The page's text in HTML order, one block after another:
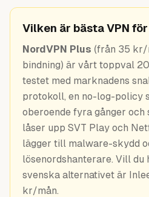
Verktyg
Guider
Vilken är bästa VPN
NordVPN Plus (från 35 kr/
bindning) är vårt toppval
testet med marknadens
protokoll, en no-log-policy
oberoende fyra gånger och
låser upp SVT Play och
lägger till malware-skydd
lösenordshanterare. Vill du
svenska alternativet är
kr/mån.